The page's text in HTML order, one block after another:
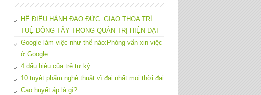
HỆ ĐIỀU HÀNH ĐẠO ĐỨC: GIAO THOA TRÍ
TUỆ ĐÔNG TÂY TRONG QUẢN TRỊ HIỆN ĐẠI
Google làm việc như thế nào:Phỏng vấn xin việc
ở Google
4 dấu hiệu của trẻ tự kỷ
10 tuyệt phẩm nghệ thuật vĩ đại nhất mọi thời đại
Cao huyết áp là gì?